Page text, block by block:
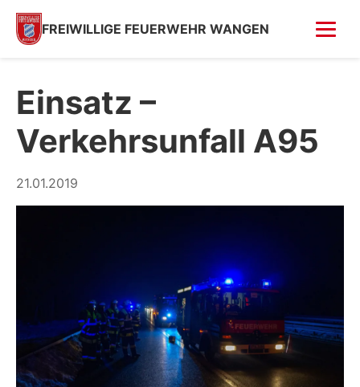
FREIWILLIGE FEUERWEHR WANGEN
Fahrzeugsegnung 2026
Feuer in Villa (Kempfenhausen)
GESCHICHTE
SPENDEN
Einsatz –
Verkehrsunfall A95
21.01.2019